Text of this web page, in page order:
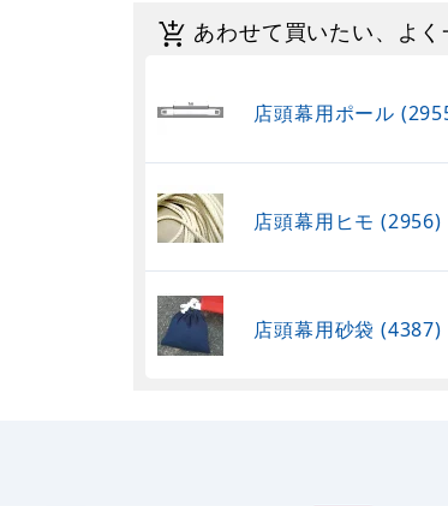
あわせて買いたい、よ
店頭幕用ポール
店頭幕用ヒモ (2956)
店頭幕用砂袋 (4387)